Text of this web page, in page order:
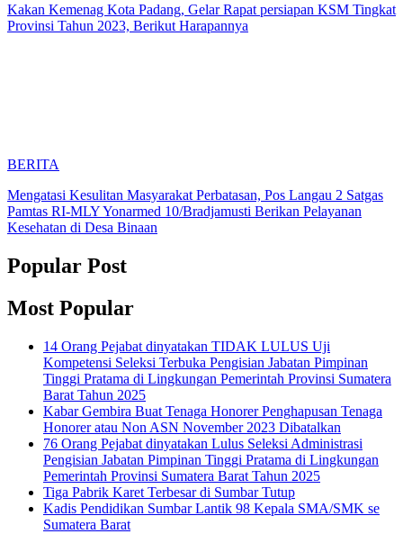
Kakan Kemenag Kota Padang, Gelar Rapat persiapan KSM Tingkat
Provinsi Tahun 2023, Berikut Harapannya
BERITA
Mengatasi Kesulitan Masyarakat Perbatasan, Pos Langau 2 Satgas
Pamtas RI-MLY Yonarmed 10/Bradjamusti Berikan Pelayanan
Kesehatan di Desa Binaan
Popular Post
Most Popular
14 Orang Pejabat dinyatakan TIDAK LULUS Uji
Kompetensi Seleksi Terbuka Pengisian Jabatan Pimpinan
Tinggi Pratama di Lingkungan Pemerintah Provinsi Sumatera
Barat Tahun 2025
Kabar Gembira Buat Tenaga Honorer Penghapusan Tenaga
Honorer atau Non ASN November 2023 Dibatalkan
76 Orang Pejabat dinyatakan Lulus Seleksi Administrasi
Pengisian Jabatan Pimpinan Tinggi Pratama di Lingkungan
Pemerintah Provinsi Sumatera Barat Tahun 2025
Tiga Pabrik Karet Terbesar di Sumbar Tutup
Kadis Pendidikan Sumbar Lantik 98 Kepala SMA/SMK se
Sumatera Barat